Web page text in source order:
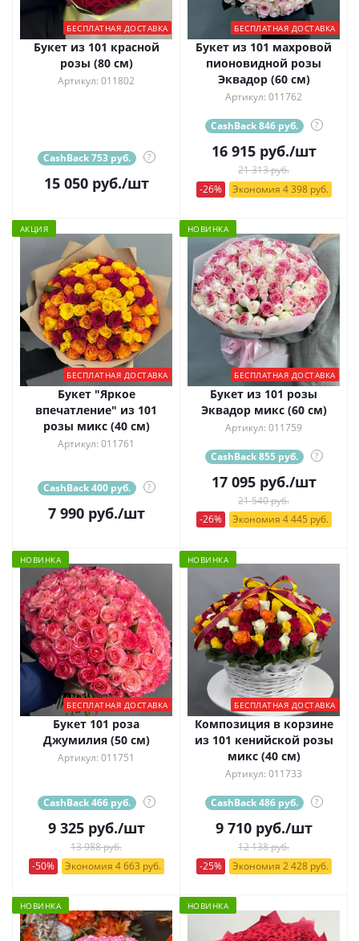
БЕСПЛАТНАЯ ДОСТАВКА
Букет из 101 красной
розы (80 см)
Артикул: 011802
CashBack 753 руб. ?
15 050руб./шт
БЕСПЛАТНАЯ ДОСТАВКА
Букет из 101 махровой
пионовидной розы
Эквадор (60 см)
Артикул: 011762
CashBack 846 руб. ?
16 915руб./шт
21 313 руб.
-26%
Экономия 4 398 руб.
АКЦИЯ
БЕСПЛАТНАЯ ДОСТАВКА
Букет "Яркое
впечатление" из 101
розы микс (40 см)
Артикул: 011761
CashBack 400 руб. ?
7 990руб./шт
НОВИНКА
БЕСПЛАТНАЯ ДОСТАВКА
Букет из 101 розы
Эквадор микс (60 см)
Артикул: 011759
CashBack 855 руб. ?
17 095руб./шт
21 540 руб.
-26%
Экономия 4 445 руб.
НОВИНКА
БЕСПЛАТНАЯ ДОСТАВКА
Букет 101 роза
Джумилия (50 см)
Артикул: 011751
CashBack 466 руб. ?
9 325руб./шт
13 988 руб.
-50%
Экономия 4 663 руб.
НОВИНКА
БЕСПЛАТНАЯ ДОСТАВКА
Композиция в корзине
из 101 кенийской розы
микс (40 см)
Артикул: 011733
CashBack 486 руб. ?
9 710руб./шт
12 138 руб.
-25%
Экономия 2 428 руб.
НОВИНКА НОВИНКА